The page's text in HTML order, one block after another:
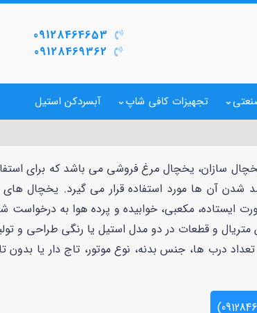
09128464653
09128469362
تجهیزات کافی شاپ آبسردکن استیل
سازان، یخچال مرغ فروشی می باشد که برای
شدن آن ها مورد استفاده قرار می گیرد. یخچال
ایستاده، مکعبی، خوابیده و پرده هوا به درخواست
و قطعات در دو مدل استیل یا رنگی طراحی و
درب ها، جنس بدنه، نوع موتور، تاج دار یا بدون